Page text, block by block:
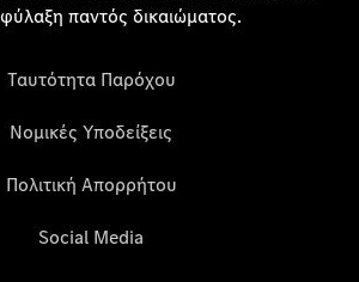
παντός δικαιώματος.
Ταυτότητα Παρόχου
Νομικές Υποδείξεις
Πολιτική Απορρήτου
Social Media